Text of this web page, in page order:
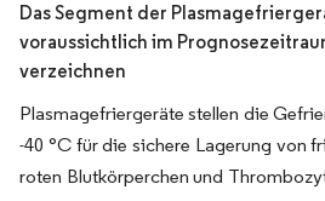
Das Segment der
voraussichtlich im
verzeichnen
Plasmagefriergeräte stellen die
-40 °C für die sichere Lagerung von
roten Blutkörperchen und